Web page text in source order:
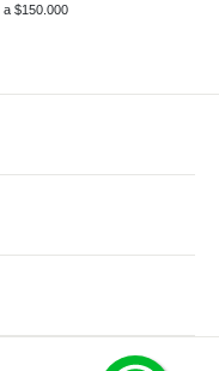
$150.000